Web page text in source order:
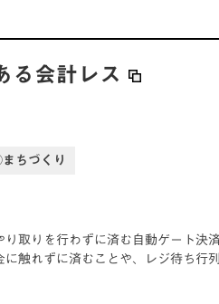
る会計レス
ちづくり
取りを行わずに済む自動ゲート決
に触れずに済むことや、レジ待ち行